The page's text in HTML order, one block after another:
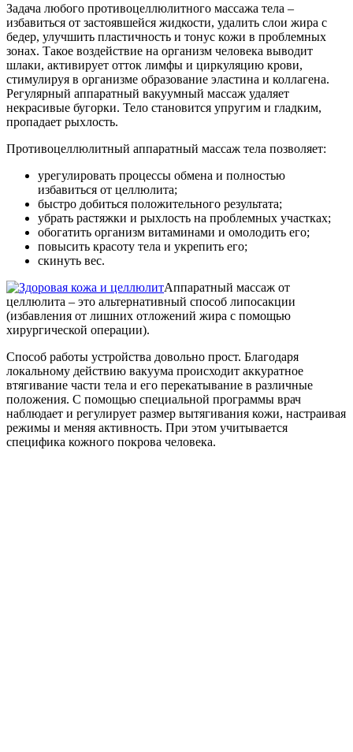
Задача любого противоцеллюлитного массажа тела –
избавиться от застоявшейся жидкости, удалить слои жира с
бедер, улучшить пластичность и тонус кожи в проблемных
зонах. Такое воздействие на организм человека выводит
шлаки, активирует отток лимфы и циркуляцию крови,
стимулируя в организме образование эластина и коллагена.
Регулярный аппаратный вакуумный массаж удаляет
некрасивые бугорки. Тело становится упругим и гладким,
пропадает рыхлость.
Противоцеллюлитный аппаратный массаж тела позволяет:
урегулировать процессы обмена и полностью
избавиться от целлюлита;
быстро добиться положительного результата;
убрать растяжки и рыхлость на проблемных участках;
обогатить организм витаминами и омолодить его;
повысить красоту тела и укрепить его;
скинуть вес.
Аппаратный массаж от
целлюлита – это альтернативный способ липосакции
(избавления от лишних отложений жира с помощью
хирургической операции).
Способ работы устройства довольно прост. Благодаря
локальному действию вакуума происходит аккуратное
втягивание части тела и его перекатывание в различные
положения. С помощью специальной программы врач
наблюдает и регулирует размер вытягивания кожи, настраивая
режимы и меняя активность. При этом учитывается
специфика кожного покрова человека.